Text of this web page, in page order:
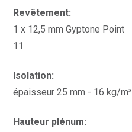
Revêtement:
1 x 12,5 mm Gyptone Point
11
Isolation:
épaisseur 25 mm - 16 kg/m³
Hauteur plénum: